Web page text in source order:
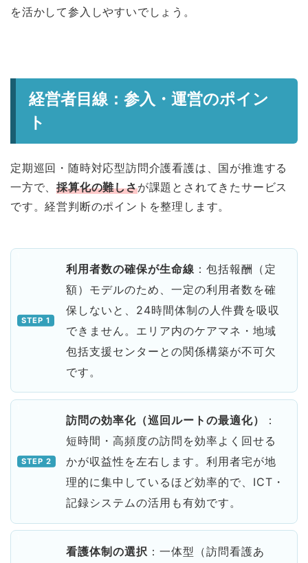
を活かして参入しやすいでしょう。
経営者目線：参入・運営のポイン
ト
定期巡回・随時対応型訪問介護看護は、国が推進する
一方で、採算化の難しさが課題とされてきたサービス
です。経営判断のポイントを整理します。
利用者数の確保が生命線 ：包括報酬（定
額）モデルのため、一定の利用者数を確
保しないと、24時間体制の人件費を吸収
できません。エリア内のケアマネ・地域
包括支援センターとの関係構築が不可欠
です。
訪問の効率化（巡回ルートの最適化）
：
短時間・高頻度の訪問を効率よく回せる
かが収益性を左右します。利用者宅が地
理的に集中しているほど効率的で、ICT・
記録システムの活用も有効です。
看護体制の選択 ：一体型（訪問看護あ